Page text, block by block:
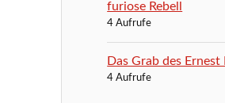
furiose Rebell
4 Aufrufe
Das Grab des
4 Aufrufe